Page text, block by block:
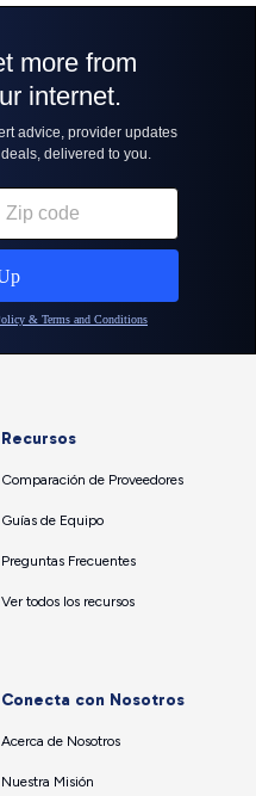
Recursos
Comparación de Proveedores
Guías de Equipo
Preguntas Frecuentes
Ver todos los recursos
Conecta con Nosotros
Acerca de Nosotros
Nuestra Misión